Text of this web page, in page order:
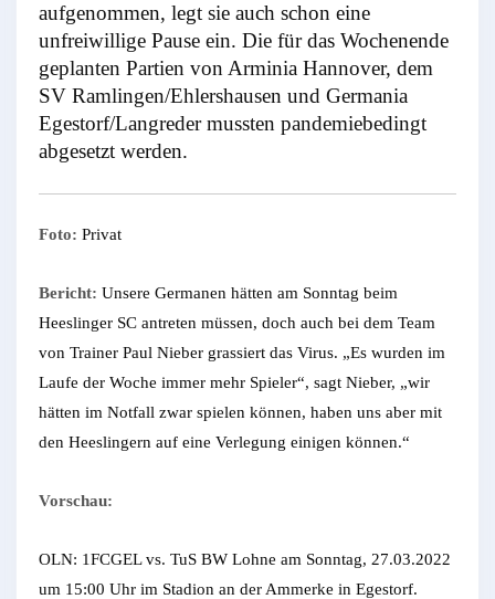
aufgenommen, legt sie auch schon eine
unfreiwillige Pause ein. Die für das Wochenende
geplanten Partien von Arminia Hannover, dem
SV Ramlingen/Ehlershausen und Germania
Egestorf/Langreder mussten pandemiebedingt
abgesetzt werden.
Foto: Privat
Bericht: Unsere Germanen hätten am Sonntag beim
Heeslinger SC antreten müssen, doch auch bei dem Team
von Trainer Paul Nieber grassiert das Virus. „Es wurden im
Laufe der Woche immer mehr Spieler“, sagt Nieber, „wir
hätten im Notfall zwar spielen können, haben uns aber mit
den Heeslingern auf eine Verlegung einigen können.“
Vorschau:
OLN: 1FCGEL vs. TuS BW Lohne am Sonntag, 27.03.2022
um 15:00 Uhr im Stadion an der Ammerke in Egestorf.